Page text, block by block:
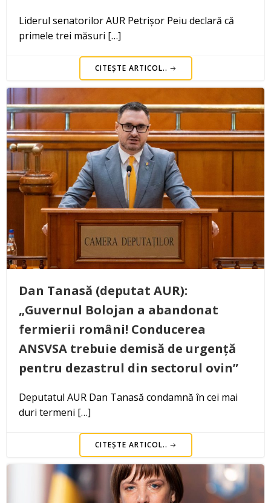
Liderul senatorilor AUR Petrișor Peiu declară că
primele trei măsuri […]
CITEȘTE ARTICOL..
Dan Tanasă (deputat AUR):
„Guvernul Bolojan a abandonat
fermierii români! Conducerea
ANSVSA trebuie demisă de urgență
pentru dezastrul din sectorul ovin”
Deputatul AUR Dan Tanasă condamnă în cei mai
duri termeni […]
CITEȘTE ARTICOL..